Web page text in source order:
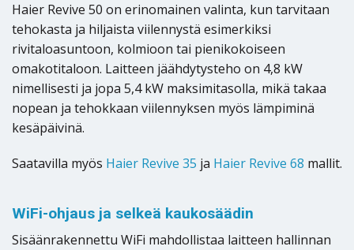
Haier Revive 50 on erinomainen valinta, kun tarvitaan
tehokasta ja hiljaista viilennystä esimerkiksi
rivitaloasuntoon, kolmioon tai pienikokoiseen
omakotitaloon. Laitteen jäähdytysteho on 4,8 kW
nimellisesti ja jopa 5,4 kW maksimitasolla, mikä takaa
nopean ja tehokkaan viilennyksen myös lämpiminä
kesäpäivinä.
Saatavilla myös Haier Revive 35 ja Haier Revive 68 mallit.
WiFi-ohjaus ja selkeä kaukosäädin
Sisäänrakennettu WiFi mahdollistaa laitteen hallinnan